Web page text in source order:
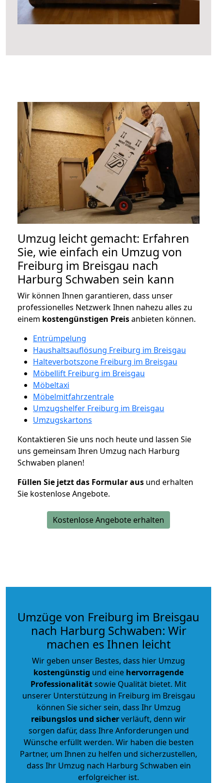
Umzug leicht gemacht: Erfahren
Sie, wie einfach ein Umzug von
Freiburg im Breisgau nach
Harburg Schwaben sein kann
Wir können Ihnen garantieren, dass unser
professionelles Netzwerk Ihnen nahezu alles zu
einem kostengünstigen Preisanbieten können.
Entrümpelung
Haushaltsauflösung Freiburg im Breisgau
Halteverbotszone Freiburg im Breisgau
Möbellift Freiburg im Breisgau
Möbeltaxi
Möbelmitfahrzentrale
Umzugshelfer Freiburg im Breisgau
Umzugskartons
Kontaktieren Sie uns noch heute und lassen Sie
uns gemeinsam Ihren Umzug nach Harburg
Schwaben planen!
Füllen Sie jetzt das Formular aus und erhalten
Sie kostenlose Angebote.
Kostenlose Angebote erhalten
Umzüge von Freiburg im Breisgau
nach Harburg Schwaben: Wir
machen es Ihnen leicht
Wir geben unser Bestes, dass hier Umzug
kostengünstig und eine hervorragende
Professionalitätsowie Qualität bietet. Mit
unserer Unterstützung in Freiburg im Breisgau
können Sie sicher sein, dass Ihr Umzug
reibungslos und sicherverläuft, denn wir
sorgen dafür, dass Ihre Anforderungen und
Wünsche erfüllt werden. Wir haben die besten
Partner, um Ihnen zu helfen und sicherzustellen,
dass Ihr Umzug nach Harburg Schwaben ein
erfolgreicher ist.